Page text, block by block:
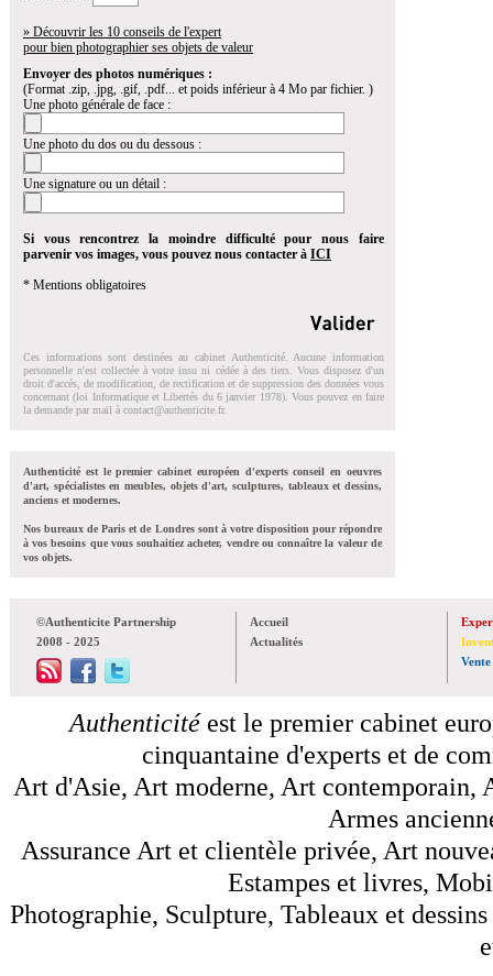
» Découvrir les 10 conseils de l'expert
pour bien photographier ses objets de valeur
Envoyer des photos numériques :
(Format .zip, .jpg, .gif, .pdf... et poids inférieur à 4 Mo par fichier. )
Une photo générale de face :
Une photo du dos ou du dessous :
Une signature ou un détail :
Si vous rencontrez la moindre difficulté pour nous faire
parvenir vos images, vous pouvez nous contacter à ICI
* Mentions obligatoires
Ces informations sont destinées au cabinet Authenticité. Aucune information
personnelle n'est collectée à votre insu ni cédée à des tiers. Vous disposez d'un
droit d'accés, de modification, de rectification et de suppression des données vous
concernant (loi Informatique et Libertés du 6 janvier 1978). Vous pouvez en faire
la demande par mail à contact@authenticite.fr.
Authenticité est le premier cabinet européen d'experts conseil en oeuvres
d'art, spécialistes en meubles, objets d'art, sculptures, tableaux et dessins,
anciens et modernes.
Nos bureaux de Paris et de Londres sont à votre disposition pour répondre
à vos besoins que vous souhaitiez acheter, vendre ou connaître la valeur de
vos objets.
©Authenticite Partnership
2008 - 2025
Accueil
Actualités
Vente
Authenticitéest le premier cabinet
cinquantaine d'experts et de
Art d'Asie, Art moderne, Art contemporain,
Armes
Assurance Art et clientèle privée, Art
Estampes et livres,
Photographie, Sculpture, Tableaux et